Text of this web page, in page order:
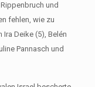
und
fehlen, wie zu
Ira Deike (5), Belén
Pannasch und